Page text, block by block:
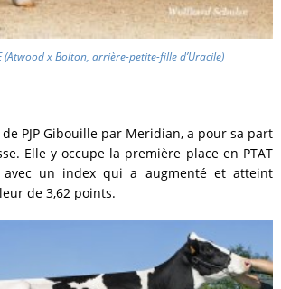
(Atwood x Bolton, arrière-petite-fille d’Uracile)
de PJP Gibouille par Meridian, a pour sa part
Elle y occupe la première place en PTAT
avec un index qui a augmenté et atteint
de 3,62 points.